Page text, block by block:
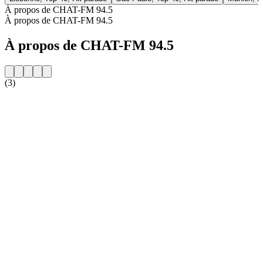
À propos de CHAT-FM 94.5
À propos de CHAT-FM 94.5
À propos de CHAT-FM 94.5
(3)